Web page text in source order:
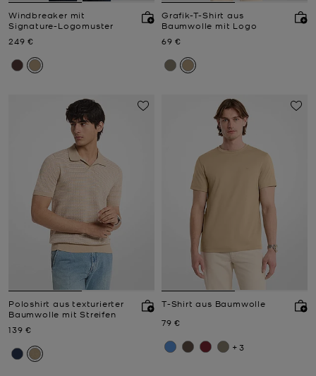
Windbreaker mit
Signature-Logomuster
Jetzt
249 €
Grafik-T-Shirt aus
Baumwolle mit Logo
Jetzt
69 €
Poloshirt aus texturierter
Baumwolle mit Streifen
Jetzt
139 €
T-Shirt aus Baumwolle
Jetzt
79 €
+3